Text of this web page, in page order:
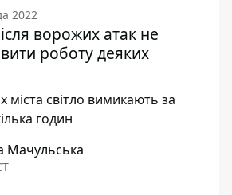
2022
ворожих атак не
роботу деяких
міста світло вимикають за
годин
Мачульська